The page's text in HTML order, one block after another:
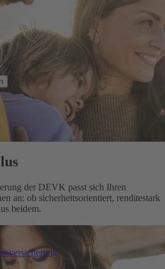
der DEVK passt sich Ihren
an: ob sicherheitsorientiert, renditestark
beidem.